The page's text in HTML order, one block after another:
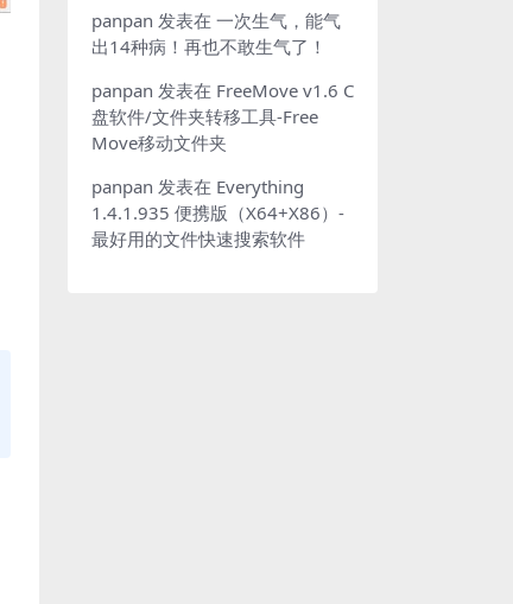
panpan 发表在 一次生气，能气
出14种病！再也不敢生气了！
panpan 发表在 FreeMove v1.6 C
盘软件/文件夹转移工具-Free
Move移动文件夹
panpan 发表在 Everything
1.4.1.935 便携版（X64+X86）-
最好用的文件快速搜索软件